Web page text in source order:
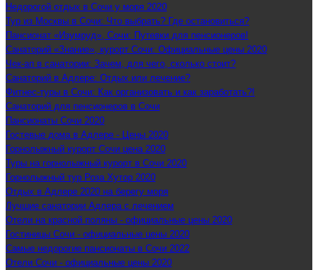
Недорогой отдых в Сочи у моря 2020
Тур из Москвы в Сочи: Что выбрать? Где остановиться?
Пансионат «Изумруд», Сочи: Путевки для пенсионеров!
Санаторий «Знание», курорт Сочи: Официальные цены 2020
Чек-ап в санатории: Зачем, для чего, сколько стоит?
Санаторий в Адлере: Отдых или лечение?
Фитнес-туры в Сочи: Как организовать и как заработать?!
Санаторий для пенсионеров в Сочи
Пансионаты Сочи 2020
Гостевые дома в Адлере - Цены 2020
Горнолыжный курорт Сочи цена 2020
Туры на горнолыжный курорт в Сочи 2020
Горнолыжный тур Роза Хутор 2020
Отдых в Адлере 2020 на берегу моря
Лучшие санатории Адлера с лечением
Отели на красной поляны - официальные цены 2020
Гостиницы Сочи - официальные цены 2020
Самые недорогие пансионаты в Сочи 2022
Отели Сочи - официальные цены 2020